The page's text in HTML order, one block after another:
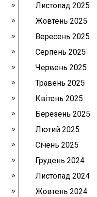
Листопад 2025
Жовтень 2025
Вересень 2025
Серпень 2025
Червень 2025
Травень 2025
Квітень 2025
Березень 2025
Лютий 2025
Січень 2025
Грудень 2024
Листопад 2024
Жовтень 2024